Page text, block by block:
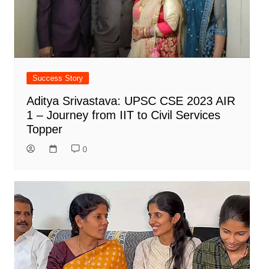
Success Story
Aditya Srivastava: UPSC CSE 2023 AIR
1 – Journey from IIT to Civil Services
Topper
0